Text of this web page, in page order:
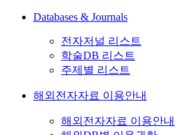
Databases & Journals
전자저널 리스트
학술DB 리스트
주제별 리스트
해외전자자료 이용안내
해외전자자료 이용안내